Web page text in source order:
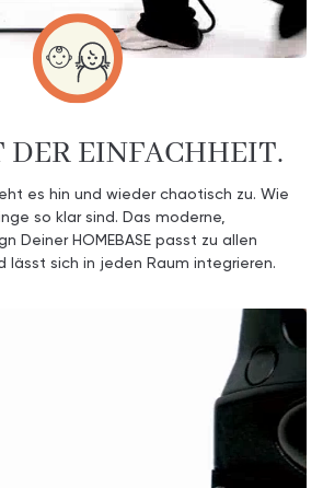
DER EINFACHHEIT.
es hin und wieder chaotisch zu. Wie
so klar sind. Das moderne,
Deiner HOMEBASE passt zu allen
lässt sich in jeden Raum integrieren.